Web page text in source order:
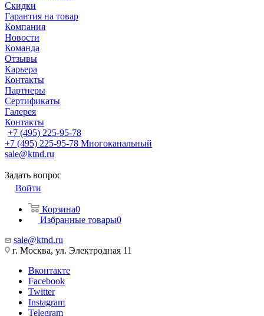
Скидки
Гарантия на товар
Компания
Новости
Команда
Отзывы
Карьера
Контакты
Партнеры
Сертификаты
Галерея
Контакты
+7 (495) 225-95-78
+7 (495) 225-95-78 Многоканальный
sale@ktnd.ru
Задать вопрос
Войти
Корзина0
Избранные товары0
sale@ktnd.ru
г. Москва, ул. Электродная 11
Вконтакте
Facebook
Twitter
Instagram
Telegram